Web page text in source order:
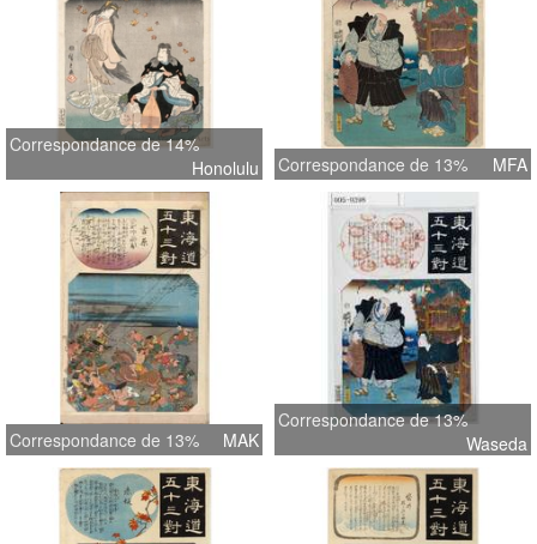
Correspondance de 14%
Honolulu
Correspondance de 13% MFA
Correspondance de 13% MAK
Correspondance de 13%
Waseda